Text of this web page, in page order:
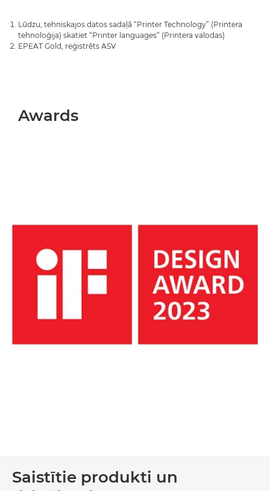
Lūdzu, tehniskajos datos sadaļā “Printer Technology” (Printera
tehnoloģija) skatiet “Printer languages” (Printera valodas)
EPEAT Gold, reģistrēts ASV
Awards
Saistītie produkti un